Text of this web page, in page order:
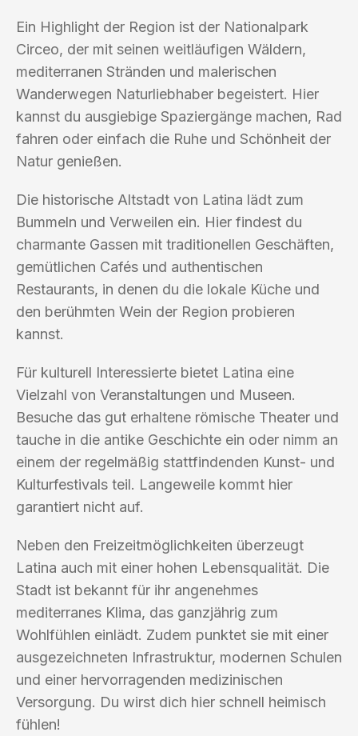
Ein Highlight der Region ist der Nationalpark
Circeo, der mit seinen weitläufigen Wäldern,
mediterranen Stränden und malerischen
Wanderwegen Naturliebhaber begeistert. Hier
kannst du ausgiebige Spaziergänge machen, Rad
fahren oder einfach die Ruhe und Schönheit der
Natur genießen.
Die historische Altstadt von Latina lädt zum
Bummeln und Verweilen ein. Hier findest du
charmante Gassen mit traditionellen Geschäften,
gemütlichen Cafés und authentischen
Restaurants, in denen du die lokale Küche und
den berühmten Wein der Region probieren
kannst.
Für kulturell Interessierte bietet Latina eine
Vielzahl von Veranstaltungen und Museen.
Besuche das gut erhaltene römische Theater und
tauche in die antike Geschichte ein oder nimm an
einem der regelmäßig stattfindenden Kunst- und
Kulturfestivals teil. Langeweile kommt hier
garantiert nicht auf.
Neben den Freizeitmöglichkeiten überzeugt
Latina auch mit einer hohen Lebensqualität. Die
Stadt ist bekannt für ihr angenehmes
mediterranes Klima, das ganzjährig zum
Wohlfühlen einlädt. Zudem punktet sie mit einer
ausgezeichneten Infrastruktur, modernen Schulen
und einer hervorragenden medizinischen
Versorgung. Du wirst dich hier schnell heimisch
fühlen!